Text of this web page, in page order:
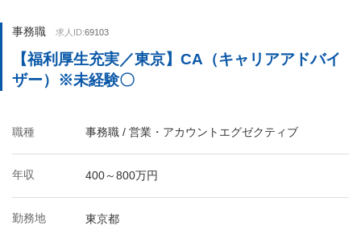
事務職 求人ID:69103
【福利厚生充実／東京】CA（キャリアアドバイ
ザー）※未経験〇
職種 事務職 / 営業・アカウントエグゼクティブ
年収 400～800万円
勤務地 東京都